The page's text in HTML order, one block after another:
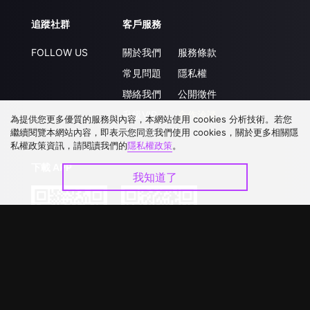
追蹤社群
FOLLOW US
客戶服務
關於我們
常見問題
聯絡我們
升級VIP
服務條款
隱私權
公開徵件
合作洽談
下載 APP
為提供您更多優質的服務與內容，本網站使用 cookies 分析技術。若您
繼續閱覽本網站內容，即表示您同意我們使用 cookies，關於更多相關隱
私權政策資訊，請閱讀我們的隱私權政策。
我知道了